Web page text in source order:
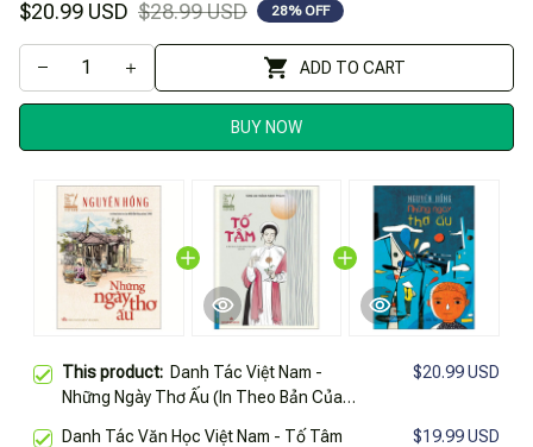
$20.99 USD $28.99 USD 28% OFF
ADD TO CART
BUY NOW
This product: Danh Tác Việt Nam -
Những Ngày Thơ Ấu (In Theo Bản Của
$20.99 USD
Danh Tác Văn Học Việt Nam - Tố Tâm
$19.99 USD